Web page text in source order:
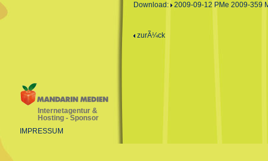
Download: 2009-09-12 PMe 2009-359
zurÃ¼ck
Internetagentur &
Hosting - Sponsor
IMPRESSUM